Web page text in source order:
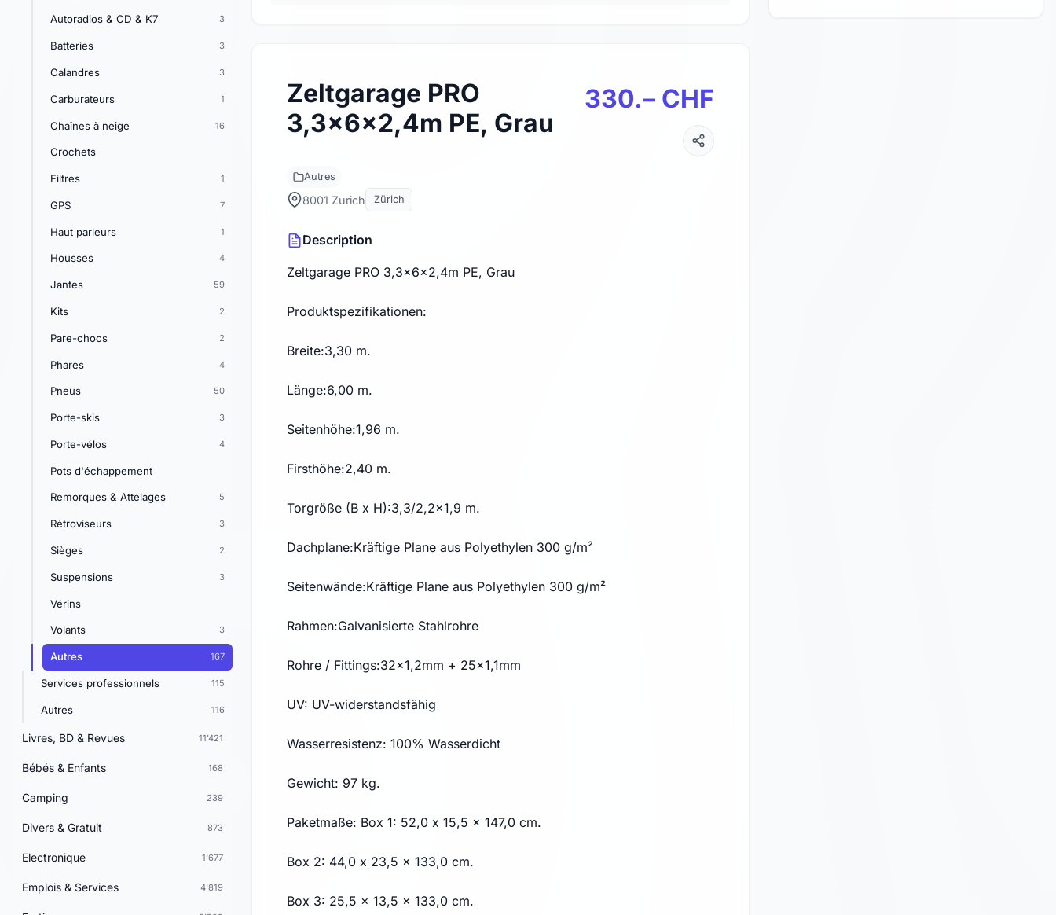
Autoradios & CD & K7 3
Batteries 3
Calandres 3
Carburateurs 1
Chaînes à neige 16
Crochets
Filtres 1
GPS 7
Haut parleurs 1
Housses 4
Jantes 59
Kits 2
Pare-chocs 2
Phares 4
Pneus 50
Porte-skis 3
Porte-vélos 4
Pots d'échappement
Remorques & Attelages 5
Rétroviseurs 3
Sièges 2
Suspensions 3
Vérins
Volants 3
Autres 167
Services professionnels 115
Autres 116
Livres, BD & Revues 11'421
Bébés & Enfants 168
Camping 239
Divers & Gratuit 873
Electronique 1'677
Emplois & Services 4'819
Zeltgarage PRO
3,3x6x2,4m PE, Grau
330.– CHF
Autres
8001 Zurich Zürich
Description
Zeltgarage PRO 3,3x6x2,4m PE, Grau
Produktspezifikationen:
Breite:3,30 m.
Länge:6,00 m.
Seitenhöhe:1,96 m.
Firsthöhe:2,40 m.
Torgröße (B x H):3,3/2,2x1,9 m.
Dachplane:Kräftige Plane aus Polyethylen 300 g/m²
Seitenwände:Kräftige Plane aus Polyethylen 300 g/m²
Rahmen:Galvanisierte Stahlrohre
Rohre / Fittings:32x1,2mm + 25x1,1mm
UV: UV-widerstandsfähig
Wasserresistenz: 100% Wasserdicht
Gewicht: 97 kg.
Paketmaße: Box 1: 52,0 x 15,5 x 147,0 cm.
Box 2: 44,0 x 23,5 x 133,0 cm.
Box 3: 25,5 x 13,5 x 133,0 cm.